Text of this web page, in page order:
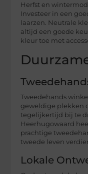
Herfst en
Investeer in een
laarzen. Neutrale
altijd een goede
kleur toe met
Tweedehands
geweldige plekken
tegelijkertijd bij te
Heerhugowaard
prachtige
tweede leven
Lokale